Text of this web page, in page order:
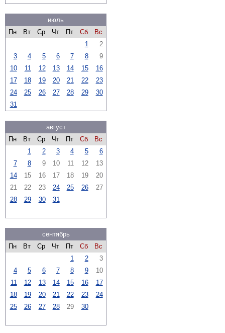
июль
Пн
Вт Ср Чт Пт Сб
Вс
1
2
3
4 5 6 7 8
9
10
11 12 13 14 15
16
17
18 19 20 21 22
23
24
25 26 27 28 29
30
31
август
Пн
Вт Ср Чт Пт Сб
Вс
1
2 3 4 5
6
7
8 9 10 11 12
13
14
15 16 17 18 19
20
21
22 23 24 25 26
27
28
29 30 31
сентябрь
Пн
Вт Ср Чт Пт Сб
Вс
1
2
3
4
5 6 7 8 9
10
11
12 13 14 15 16
17
18
19 20 21 22 23
24
25
26 27 28 29 30